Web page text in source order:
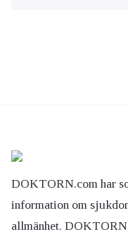
DOKTORN.com har
information om
allmänhet.